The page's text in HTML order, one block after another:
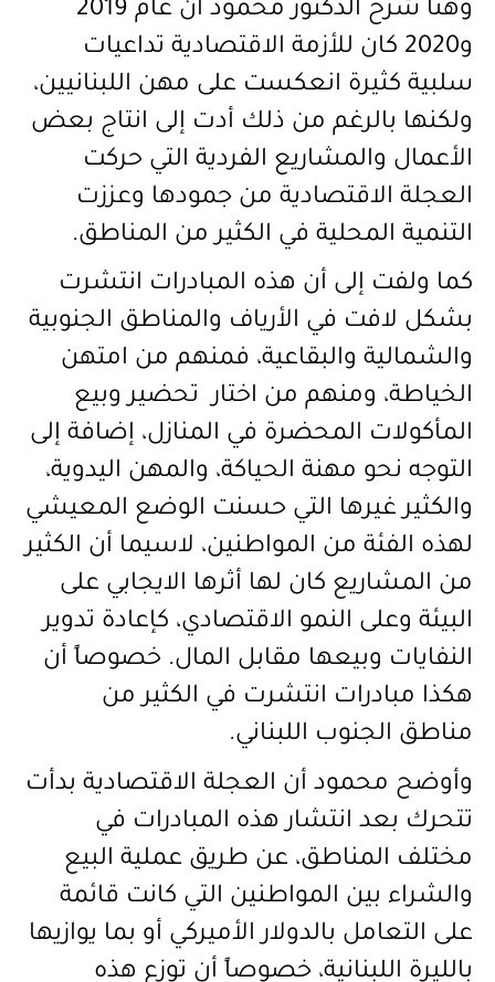
وهنا شرح الدكتور محمود أن عام 2019
و2020 كان للأزمة الاقتصادية تداعيات
سلبية كثيرة انعكست على مهن اللبنانيين،
ولكنها بالرغم من ذلك أدت إلى انتاج بعض
الأعمال والمشاريع الفردية التي حركت
العجلة الاقتصادية من جمودها وعززت
التنمية المحلية في الكثير من المناطق.
كما ولفت إلى أن هذه المبادرات انتشرت
بشكل لافت في الأرياف والمناطق الجنوبية
والشمالية والبقاعية، فمنهم من امتهن
الخياطة، ومنهم من اختار تحضير وبيع
المأكولات المحضرة في المنازل، إضافة إلى
التوجه نحو مهنة الحياكة، والمهن اليدوية،
والكثير غيرها التي حسنت الوضع المعيشي
لهذه الفئة من المواطنين، لاسيما أن الكثير
من المشاريع كان لها أثرها الايجابي على
البيئة وعلى النمو الاقتصادي، كإعادة تدوير
النفايات وبيعها مقابل المال. خصوصاً أن
هكذا مبادرات انتشرت في الكثير من
مناطق الجنوب اللبناني.
وأوضح محمود أن العجلة الاقتصادية بدأت
تتحرك بعد انتشار هذه المبادرات في
مختلف المناطق، عن طريق عملية البيع
والشراء بين المواطنين التي كانت قائمة
على التعامل بالدولار الأميركي أو بما يوازيها
بالليرة اللبنانية، خصوصاً أن توزع هذه